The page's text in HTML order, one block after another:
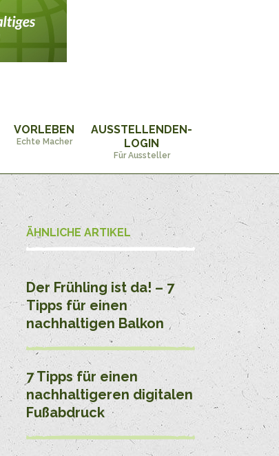
VORLEBEN
Echte Macher
AUSSTELLENDEN-
LOGIN
Für Aussteller
ÄHNLICHE ARTIKEL
Der Frühling ist da! – 7
Tipps für einen
nachhaltigen Balkon
7 Tipps für einen
nachhaltigeren digitalen
Fußabdruck